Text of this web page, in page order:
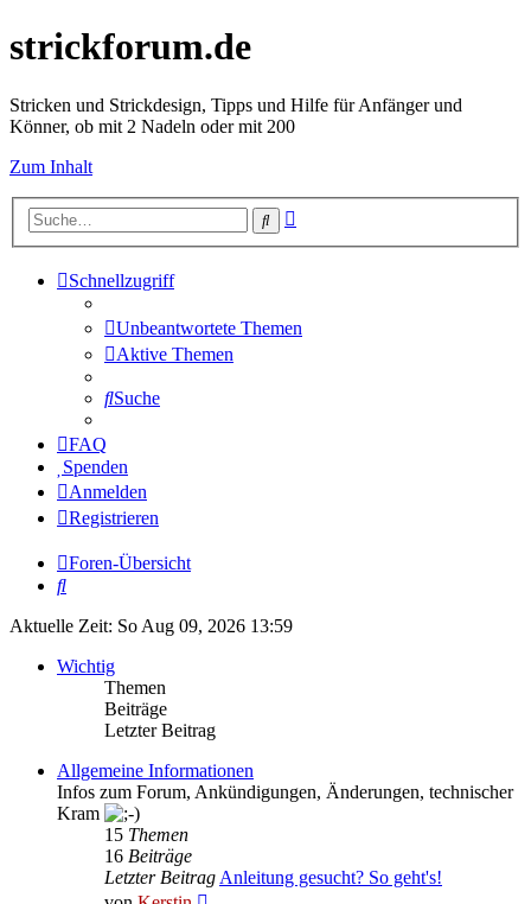
strickforum.de
Stricken und Strickdesign, Tipps und Hilfe für Anfänger und
Könner, ob mit 2 Nadeln oder mit 200
Zum Inhalt
Suche
Schnellzugriff
Unbeantwortete Themen
Aktive Themen
Suche
FAQ
Spenden
Anmelden
Registrieren
Foren-Übersicht
Suche
Aktuelle Zeit: So Aug 09, 2026 13:59
Wichtig
Themen
Beiträge
Letzter Beitrag
Allgemeine Informationen
Infos zum Forum, Ankündigungen, Änderungen, technischer
Kram
15 Themen
16 Beiträge
Letzter BeitragAnleitung gesucht? So geht's!